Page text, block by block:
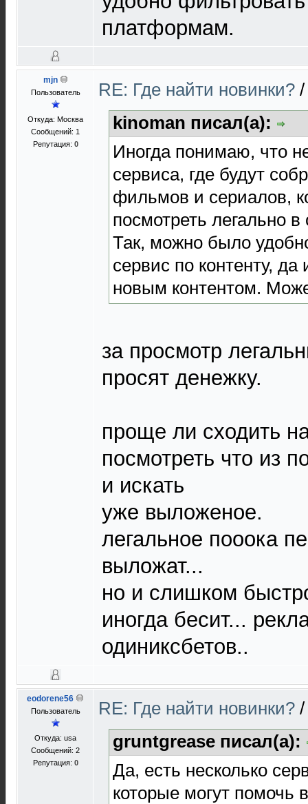
платформам.
mjn
Пользователь
Откуда: Москва
Сообщений: 1
Репутация: 0
RE: Где найти новинки?
kinoman писал(а):
Иногда понимаю, что
сервиса, где будут
фильмов и сериалов,
посмотреть легально
Так, можно было
сервис по контенту,
новым контентом.
за просмотр
просят денежку.
проще ли сходить
посмотреть что из
и искать
уже выложеное.
легальное пооока
выложат...
но и слишком
иногда бесит...
одиниксбетов..
eodorene56
Пользователь
Откуда: usa
Сообщений: 2
Репутация: 0
RE: Где найти новинки?
gruntgrease писал(а):
Да, есть несколько
которые могут помочь